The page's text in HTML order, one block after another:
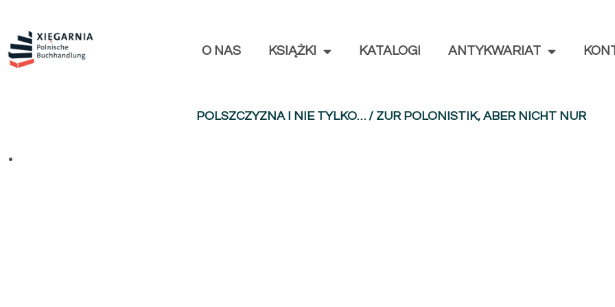
O NAS KSIĄŻKI KATALOGI ANTYKWARIAT
POLSZCZYZNA I NIE TYLKO… / ZUR POLONISTIK, ABER NICHT NUR